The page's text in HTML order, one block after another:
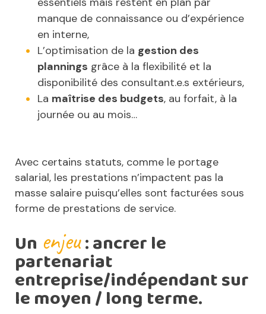
manque de connaissance ou d’expérience
en interne,
L’optimisation de la gestion des
plannings grâce à la flexibilité et la
disponibilité des consultant.e.s extérieurs,
La maîtrise des budgets, au forfait, à la
journée ou au mois…
Avec certains statuts, comme le portage
salarial, les prestations n’impactent pas la
masse salaire puisqu’elles sont facturées sous
forme de prestations de service.
Un enjeu: ancrer le
partenariat
entreprise/indépendant sur
le moyen / long terme.